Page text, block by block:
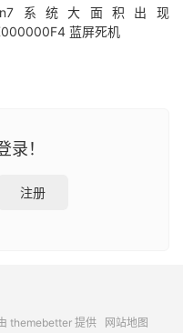
系统大面积出现
蓝屏死机
录！
注册
themebetter提供 网站地图